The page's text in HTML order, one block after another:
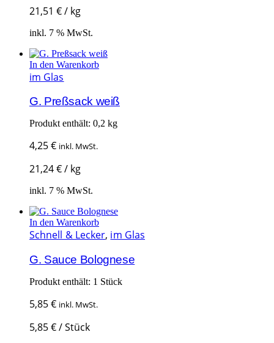
21,51 €/ kg
inkl. 7 % MwSt.
In den Warenkorb
im Glas
G. Preßsack weiß
Produkt enthält: 0,2 kg
4,25€ inkl. MwSt.
21,24€/ kg
inkl. 7 % MwSt.
In den Warenkorb
Schnell & Lecker, im Glas
G. Sauce Bolognese
Produkt enthält: 1 Stück
5,85€ inkl. MwSt.
5,85€/Stück